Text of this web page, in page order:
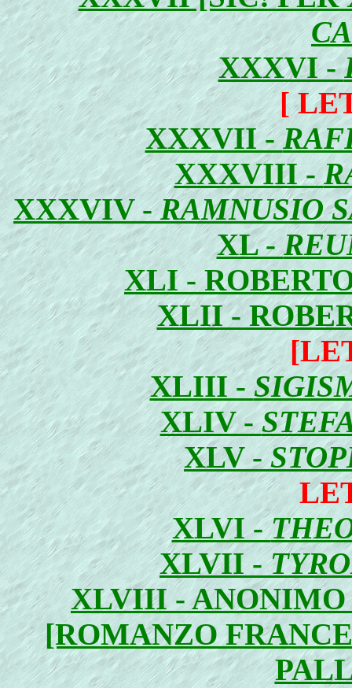
XXXVI -
[
XXXVII -
XXXVIII -
XXXVIV -RAMNUSIO
XL -
XLI -
XLII -
XLIII -
XLIV -
XLV -
XLVI -
XLVII -
XLVIII -
[ROMANZO